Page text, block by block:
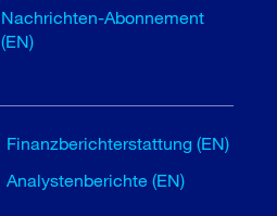
Nachrichten-Abonnement
(EN)
Finanzberichterstattung (EN)
Analystenberichte (EN)